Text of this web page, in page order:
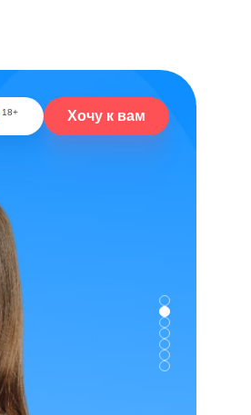
18+ Хочу к вам